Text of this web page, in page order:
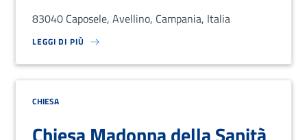
83040 Caposele, Avellino, Campania, Italia
LEGGI DI PIÙ
SU LOREM IPSUM DOLOR SIT AMET, CONSECTETUR ADIPISCING
CHIESA